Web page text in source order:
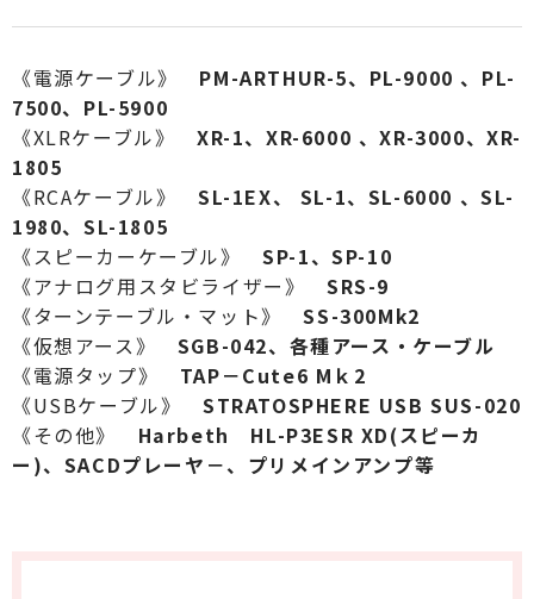
《電源ケーブル》 PM-ARTHUR-5、PL-9000 、PL-
7500、PL-5900
《XLRケーブル》
XR-1、XR-6000 、XR-3000、XR-
1805
《RCAケーブル》 SL-1EX、 SL-1、SL-6000 、SL-
1980、SL-1805
《スピーカーケーブル》SP-1、SP-10
《アナログ用スタビライザー》 SRS-9
《ターンテーブル・マット》SS-300Mk2
《仮想アース》 SGB-042、各種アース・ケーブル
《電源タップ》 TAP－Cute6 Mｋ2
《USBケーブル》 STRATOSPHERE USB SUS-020
《その他》 Harbeth HL-P3ESR XD(スピーカ
ー)、SACDプレーヤ－、プリメインアンプ等